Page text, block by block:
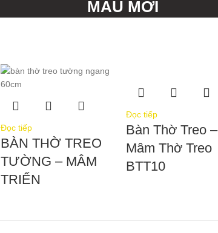
MẪU MỚI
Đọc tiếp
BÀN THỜ TREO
TƯỜNG – MÂM
TRIỂN
Đọc tiếp
Bàn Thờ Treo –
Mâm Thờ Treo
BTT10